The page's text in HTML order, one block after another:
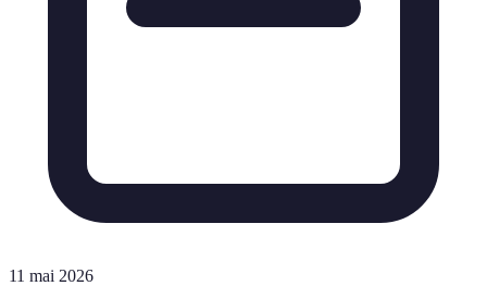
11 mai 2026